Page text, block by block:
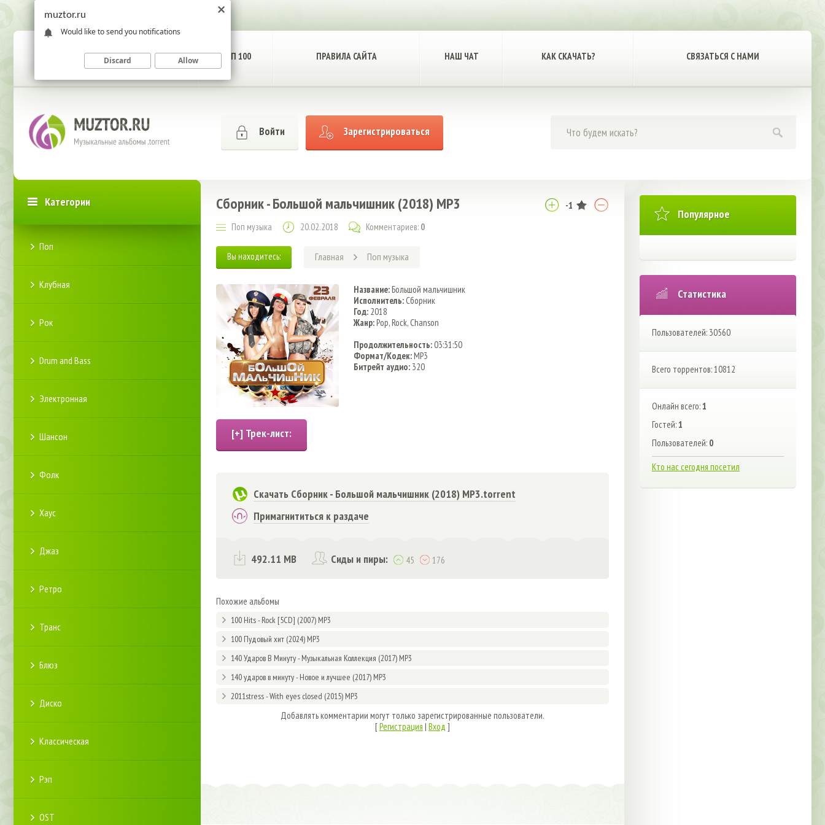
ГЛАВНАЯ СТРАНИЦА ТОП 100 ПРАВИЛА САЙТА НАШ ЧАТ КАК СКАЧАТЬ? СВЯЗАТЬСЯ С НАМИ
Войти Зарегистрироваться
-1
Сборник - Большой мальчишник (2018) MP3
Поп музыка 20.02.2018 Комментариев: 0
Вы находитесь: Главная Поп музыка
Название:Большой мальчишник
Исполнитель:Сборник
Год: 2018
Жанр:Pop, Rock, Chanson
Продолжительность:03:31:50
Формат/Кодек:MP3
Битрейт аудио: 320
Скачать Сборник - Большой мальчишник (2018) MP3.torrent
Примагнититься к раздаче
492.11 MB Сиды и пиры: 45 176
Похожие альбомы
100 Hits - Rock [5CD] (2007) MP3
100 Пудовый хит (2024) MP3
140 Ударов В Минуту - Музыкальная Коллекция (2017) MP3
140 ударов в минуту - Новое и лучшее (2017) MP3
2011stress - With eyes closed (2015) MP3
Добавлять комментарии могут только зарегистрированные пользователи.
[Регистрация | Вход ]
Популярное
Статистика
Пользователей: 30560
Всего торрентов: 10812
Онлайн всего:1
Гостей:1
Пользователей: 0
Кто нас сегодня посетил
Категории
Поп
Клубная
Рок
Drum and Bass
Электронная
Шансон
Фолк
Хаус
Джаз
Ретро
Транс
Блюз
Диско
Классическая
Рэп
OST
muztor.ru
Would like to send you notifications
Discard Allow